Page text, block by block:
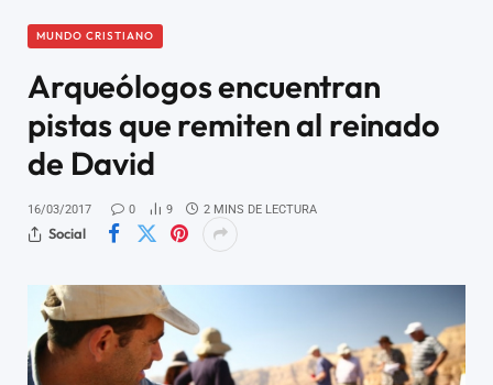
MUNDO CRISTIANO
Arqueólogos encuentran
pistas que remiten al reinado
de David
16/03/2017 0 9 2 MINS DE LECTURA
Social